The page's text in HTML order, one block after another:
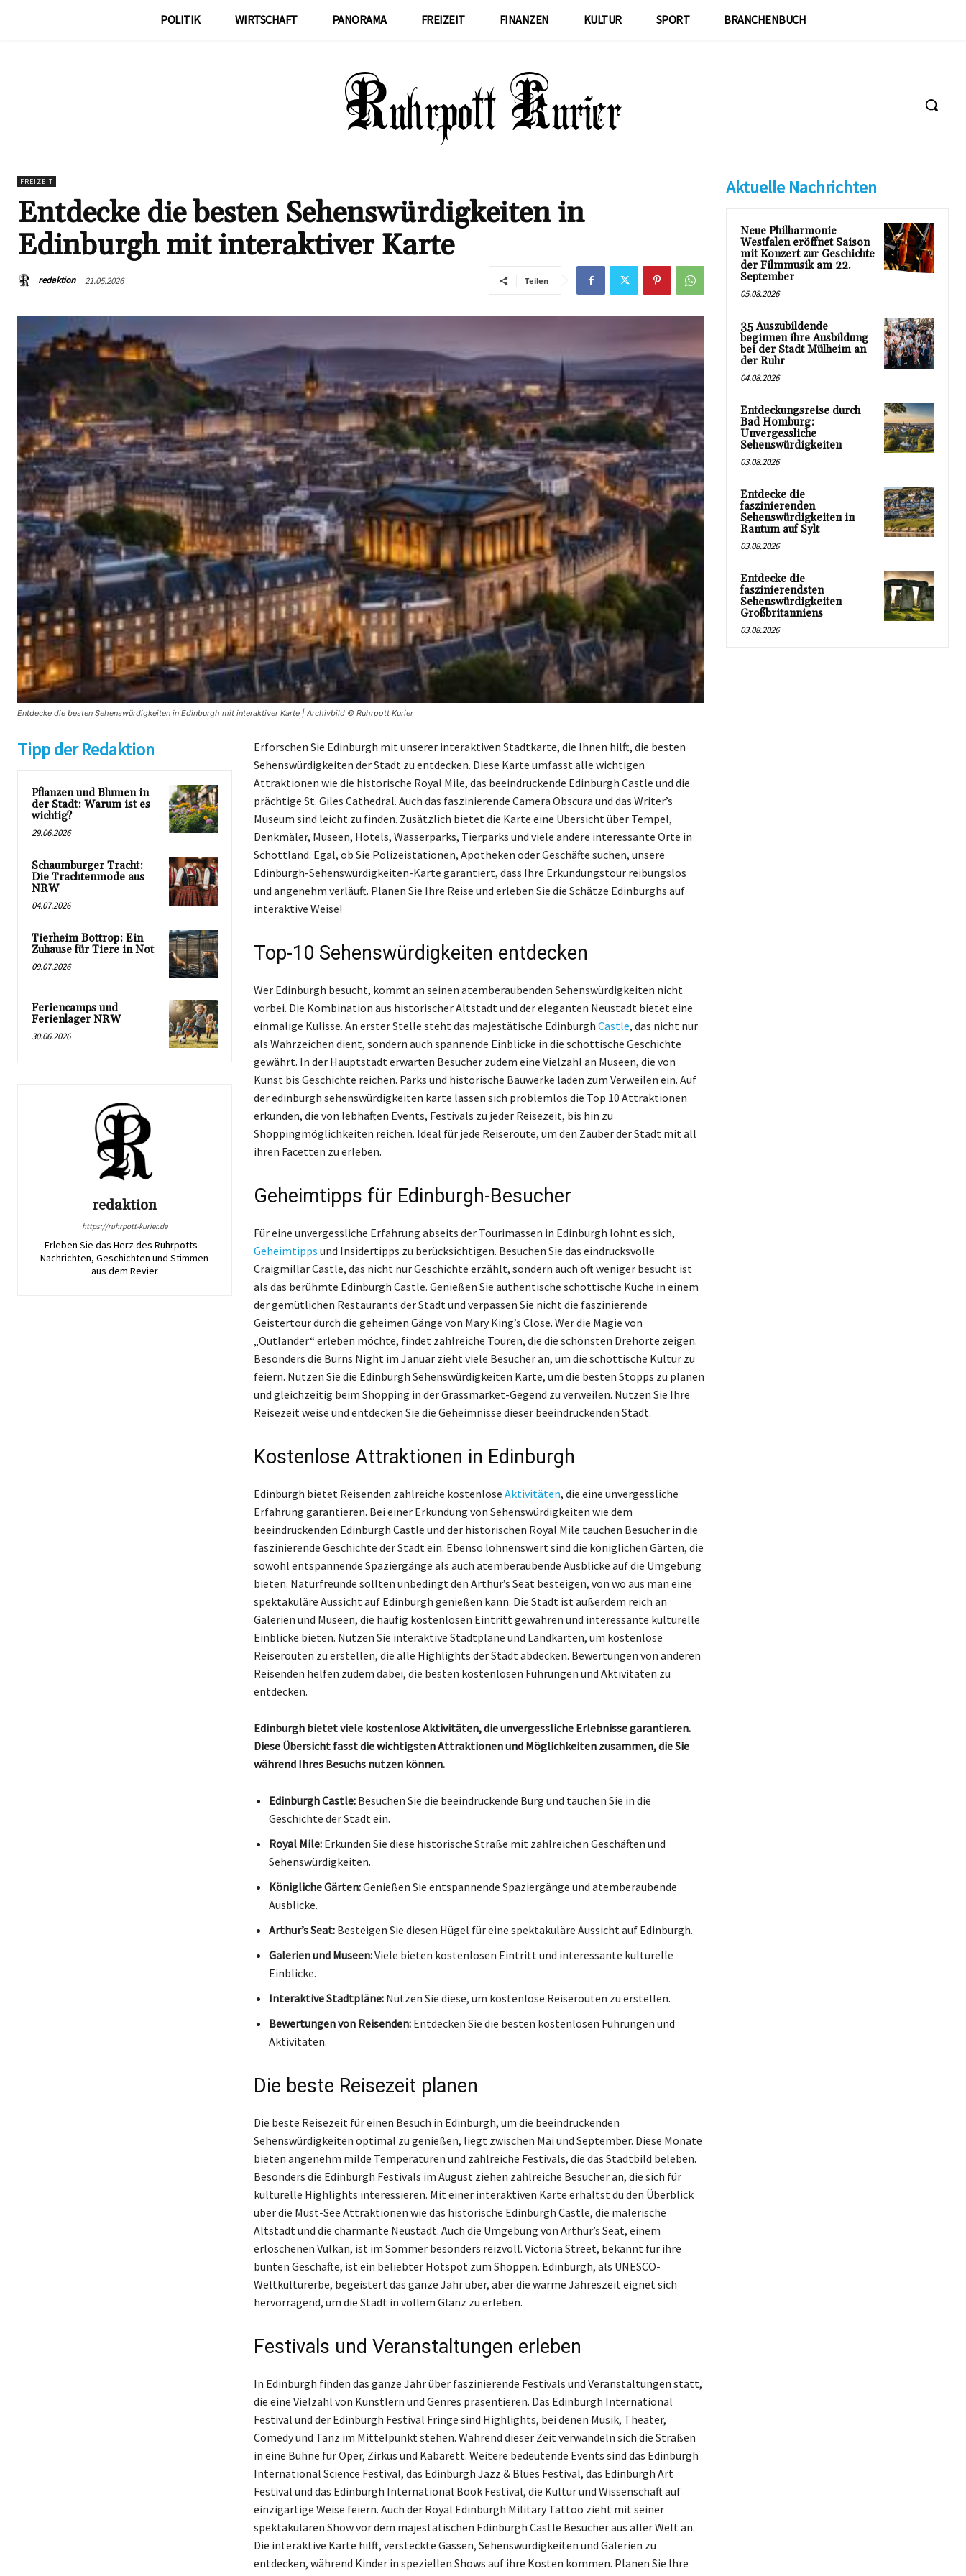
POLITIK WIRTSCHAFT PANORAMA FREIZEIT FINANZEN KULTUR SPORT BRANCHENBUCH
FREIZEIT
Entdecke die besten Sehenswürdigkeiten in
Edinburgh mit interaktiver Karte
redaktion 21.05.2026 Teilen
Entdecke die besten Sehenswürdigkeiten in Edinburgh mit interaktiver Karte | Archivbild © Ruhrpott Kurier
Tipp der Redaktion
Pflanzen und Blumen in
der Stadt: Warum ist es
wichtig?
29.06.2026
Schaumburger Tracht:
Die Trachtenmode aus
NRW
04.07.2026
Tierheim Bottrop: Ein
Zuhause für Tiere in Not
09.07.2026
Feriencamps und
Ferienlager NRW
30.06.2026
redaktion
https://ruhrpott-kurier.de
Erleben Sie das Herz des Ruhrpotts –
Nachrichten, Geschichten und Stimmen
aus dem Revier
Erforschen Sie Edinburgh mit unserer interaktiven Stadtkarte, die Ihnen hilft, die besten
Sehenswürdigkeiten der Stadt zu entdecken. Diese Karte umfasst alle wichtigen
Attraktionen wie die historische Royal Mile, das beeindruckende Edinburgh Castle und die
prächtige St. Giles Cathedral. Auch das faszinierende Camera Obscura und das Writer’s
Museum sind leicht zu finden. Zusätzlich bietet die Karte eine Übersicht über Tempel,
Denkmäler, Museen, Hotels, Wasserparks, Tierparks und viele andere interessante Orte in
Schottland. Egal, ob Sie Polizeistationen, Apotheken oder Geschäfte suchen, unsere
Edinburgh-Sehenswürdigkeiten-Karte garantiert, dass Ihre Erkundungstour reibungslos
und angenehm verläuft. Planen Sie Ihre Reise und erleben Sie die Schätze Edinburghs auf
interaktive Weise!
Top-10 Sehenswürdigkeiten entdecken
Wer Edinburgh besucht, kommt an seinen atemberaubenden Sehenswürdigkeiten nicht
vorbei. Die Kombination aus historischer Altstadt und der eleganten Neustadt bietet eine
einmalige Kulisse. An erster Stelle steht das majestätische Edinburgh Castle, das nicht nur
als Wahrzeichen dient, sondern auch spannende Einblicke in die schottische Geschichte
gewährt. In der Hauptstadt erwarten Besucher zudem eine Vielzahl an Museen, die von
Kunst bis Geschichte reichen. Parks und historische Bauwerke laden zum Verweilen ein. Auf
der edinburgh sehenswürdigkeiten karte lassen sich problemlos die Top 10 Attraktionen
erkunden, die von lebhaften Events, Festivals zu jeder Reisezeit, bis hin zu
Shoppingmöglichkeiten reichen. Ideal für jede Reiseroute, um den Zauber der Stadt mit all
ihren Facetten zu erleben.
Geheimtipps für Edinburgh-Besucher
Für eine unvergessliche Erfahrung abseits der Tourimassen in Edinburgh lohnt es sich,
Geheimtipps und Insidertipps zu berücksichtigen. Besuchen Sie das eindrucksvolle
Craigmillar Castle, das nicht nur Geschichte erzählt, sondern auch oft weniger besucht ist
als das berühmte Edinburgh Castle. Genießen Sie authentische schottische Küche in einem
der gemütlichen Restaurants der Stadt und verpassen Sie nicht die faszinierende
Geistertour durch die geheimen Gänge von Mary King’s Close. Wer die Magie von
„Outlander“ erleben möchte, findet zahlreiche Touren, die die schönsten Drehorte zeigen.
Besonders die Burns Night im Januar zieht viele Besucher an, um die schottische Kultur zu
feiern. Nutzen Sie die Edinburgh Sehenswürdigkeiten Karte, um die besten Stopps zu planen
und gleichzeitig beim Shopping in der Grassmarket-Gegend zu verweilen. Nutzen Sie Ihre
Reisezeit weise und entdecken Sie die Geheimnisse dieser beeindruckenden Stadt.
Kostenlose Attraktionen in Edinburgh
Edinburgh bietet Reisenden zahlreiche kostenlose Aktivitäten, die eine unvergessliche
Erfahrung garantieren. Bei einer Erkundung von Sehenswürdigkeiten wie dem
beeindruckenden Edinburgh Castle und der historischen Royal Mile tauchen Besucher in die
faszinierende Geschichte der Stadt ein. Ebenso lohnenswert sind die königlichen Gärten, die
sowohl entspannende Spaziergänge als auch atemberaubende Ausblicke auf die Umgebung
bieten. Naturfreunde sollten unbedingt den Arthur’s Seat besteigen, von wo aus man eine
spektakuläre Aussicht auf Edinburgh genießen kann. Die Stadt ist außerdem reich an
Galerien und Museen, die häufig kostenlosen Eintritt gewähren und interessante kulturelle
Einblicke bieten. Nutzen Sie interaktive Stadtpläne und Landkarten, um kostenlose
Reiserouten zu erstellen, die alle Highlights der Stadt abdecken. Bewertungen von anderen
Reisenden helfen zudem dabei, die besten kostenlosen Führungen und Aktivitäten zu
entdecken.
Edinburgh bietet viele kostenlose Aktivitäten, die unvergessliche Erlebnisse garantieren.
Diese Übersicht fasst die wichtigsten Attraktionen und Möglichkeiten zusammen, die Sie
während Ihres Besuchs nutzen können.
Edinburgh Castle:Besuchen Sie die beeindruckende Burg und tauchen Sie in die
Geschichte der Stadt ein.
Royal Mile:Erkunden Sie diese historische Straße mit zahlreichen Geschäften und
Sehenswürdigkeiten.
Königliche Gärten:Genießen Sie entspannende Spaziergänge und atemberaubende
Ausblicke.
Arthur’s Seat:Besteigen Sie diesen Hügel für eine spektakuläre Aussicht auf Edinburgh.
Galerien und Museen:Viele bieten kostenlosen Eintritt und interessante kulturelle
Einblicke.
Interaktive Stadtpläne:Nutzen Sie diese, um kostenlose Reiserouten zu erstellen.
Bewertungen von Reisenden:Entdecken Sie die besten kostenlosen Führungen und
Aktivitäten.
Die beste Reisezeit planen
Die beste Reisezeit für einen Besuch in Edinburgh, um die beeindruckenden
Sehenswürdigkeiten optimal zu genießen, liegt zwischen Mai und September. Diese Monate
bieten angenehm milde Temperaturen und zahlreiche Festivals, die das Stadtbild beleben.
Besonders die Edinburgh Festivals im August ziehen zahlreiche Besucher an, die sich für
kulturelle Highlights interessieren. Mit einer interaktiven Karte erhältst du den Überblick
über die Must-See Attraktionen wie das historische Edinburgh Castle, die malerische
Altstadt und die charmante Neustadt. Auch die Umgebung von Arthur’s Seat, einem
erloschenen Vulkan, ist im Sommer besonders reizvoll. Victoria Street, bekannt für ihre
bunten Geschäfte, ist ein beliebter Hotspot zum Shoppen. Edinburgh, als UNESCO-
Weltkulturerbe, begeistert das ganze Jahr über, aber die warme Jahreszeit eignet sich
hervorragend, um die Stadt in vollem Glanz zu erleben.
Festivals und Veranstaltungen erleben
In Edinburgh finden das ganze Jahr über faszinierende Festivals und Veranstaltungen statt,
die eine Vielzahl von Künstlern und Genres präsentieren. Das Edinburgh International
Festival und der Edinburgh Festival Fringe sind Highlights, bei denen Musik, Theater,
Comedy und Tanz im Mittelpunkt stehen. Während dieser Zeit verwandeln sich die Straßen
in eine Bühne für Oper, Zirkus und Kabarett. Weitere bedeutende Events sind das Edinburgh
International Science Festival, das Edinburgh Jazz & Blues Festival, das Edinburgh Art
Festival und das Edinburgh International Book Festival, die Kultur und Wissenschaft auf
einzigartige Weise feiern. Auch der Royal Edinburgh Military Tattoo zieht mit seiner
spektakulären Show vor dem majestätischen Edinburgh Castle Besucher aus aller Welt an.
Die interaktive Karte hilft, versteckte Gassen, Sehenswürdigkeiten und Galerien zu
entdecken, während Kinder in speziellen Shows auf ihre Kosten kommen. Planen Sie Ihre
Aktuelle Nachrichten
Neue Philharmonie
Westfalen eröffnet Saison
mit Konzert zur Geschichte
der Filmmusik am 22.
September
05.08.2026
35 Auszubildende
beginnen ihre Ausbildung
bei der Stadt Mülheim an
der Ruhr
04.08.2026
Entdeckungsreise durch
Bad Homburg:
Unvergessliche
Sehenswürdigkeiten
03.08.2026
Entdecke die
faszinierenden
Sehenswürdigkeiten in
Rantum auf Sylt
03.08.2026
Entdecke die
faszinierendsten
Sehenswürdigkeiten
Großbritanniens
03.08.2026